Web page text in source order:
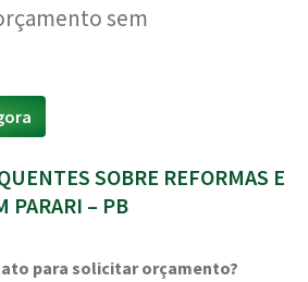
sem
SOBRE REFORMAS E
PARARI – PB
para solicitar orçamento?